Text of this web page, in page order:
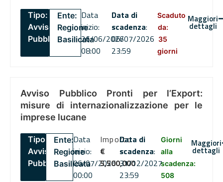
Tipo:
Avviso
Pubblico
Ente:
Regione
Basilicata
Data
inizio:
26/06/2026
08:00
Data di
scadenza:
06/07/2026
23:59
Scaduto
da:
35
giorni
Maggiori
dettagli
Avviso Pubblico Pronti per l’Export:
misure di internazionalizzazione per le
imprese lucane
Tipo:
Avviso
Pubblico
Ente:
Regione
Basilicata
Data
inizio:
06/07/2026
00:00
Importo
€
5,500,000
Data di
scadenza:
31/12/2027
23:59
Giorni
alla
scadenza:
508
Maggiori
dettagli